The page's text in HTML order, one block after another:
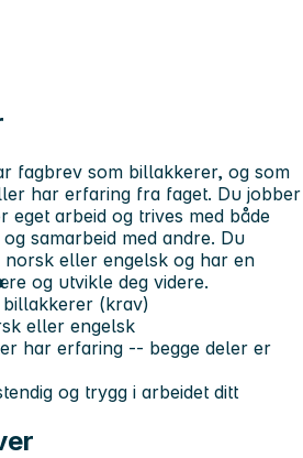
fagbrev som billakkerer, og som
har erfaring fra faget. Du jobber
eget arbeid og trives med både
samarbeid med andre. Du
norsk eller engelsk og har en
og utvikle deg videre.
(krav)
eller engelsk
har erfaring -- begge deler er
og trygg i arbeidet ditt